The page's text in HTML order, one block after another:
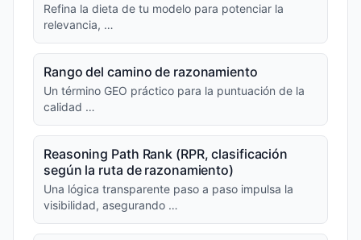
Refina la dieta de tu modelo para potenciar la
relevancia, …
Rango del camino de razonamiento
Un término GEO práctico para la puntuación de la
calidad …
Reasoning Path Rank (RPR, clasificación
según la ruta de razonamiento)
Una lógica transparente paso a paso impulsa la
visibilidad, asegurando …